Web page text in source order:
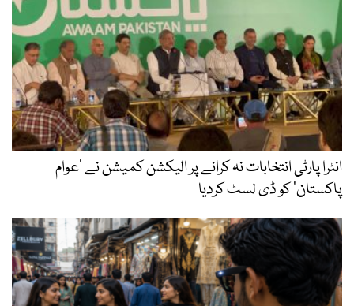
انٹرا پارٹی انتخابات نہ کرانے پر الیکشن کمیشن نے ’عوام
پاکستان‘ کو ڈی لسٹ کردیا